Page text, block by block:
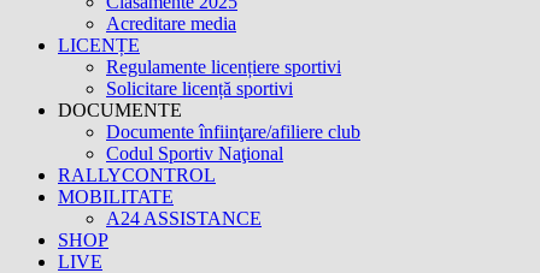
Acreditare media
LICENȚE
Regulamente licențiere sportivi
Solicitare licență sportivi
DOCUMENTE
Documente înfiinţare/afiliere club
Codul Sportiv Naţional
RALLYCONTROL
MOBILITATE
A24 ASSISTANCE
SHOP
LIVE